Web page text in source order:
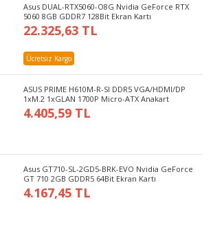
Asus DUAL-RTX5060-O8G Nvidia GeForce RTX
5060 8GB GDDR7 128Bit Ekran Kartı
22.325,63 TL
Ücretsiz Kargo
ASUS PRIME H610M-R-SI DDR5 VGA/HDMI/DP
1xM.2 1xGLAN 1700P Micro-ATX Anakart
4.405,59 TL
Asus GT710-SL-2GD5-BRK-EVO Nvidia GeForce
GT 710 2GB GDDR5 64Bit Ekran Kartı
4.167,45 TL